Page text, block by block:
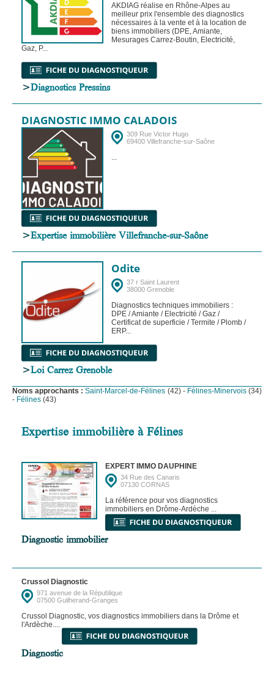
AKDIAG réalise en Rhône-Alpes au
meilleur prix l'ensemble des diagnostics
nécessaires à la vente et à la location de
biens immobiliers (DPE, Amiante,
Mesurages Carrez-Boutin, Electricité,
Gaz, P...
>Diagnostics Pressins
DIAGNOSTIC IMMO CALADOIS
309 Rue Victor Hugo
69400 Villefranche-sur-Saône
...
>Expertise immobilière Villefranche-sur-Saône
Odite
37 r Saint Laurent
38000 Grenoble
Diagnostics techniques immobiliers :
DPE / Amiante / Electricité / Gaz /
Certificat de superficie / Termite / Plomb /
ERP...
>Loi Carrez Grenoble
Noms approchants :Saint-Marcel-de-Félines (42) - Félines-Minervois(34)
- Félines (43)
Expertise immobilière à Félines
EXPERT IMMO DAUPHINE
34 Rue des Canaris
07130 CORNAS
La référence pour vos diagnostics
immobiliers en Drôme-Ardèche ...
Diagnostic immobilier
Crussol Diagnostic
971 avenue de la République
07500 Guilherand-Granges
Crussol Diagnostic, vos diagnostics immobiliers dans la Drôme et
l'Ardèche....
Diagnostic